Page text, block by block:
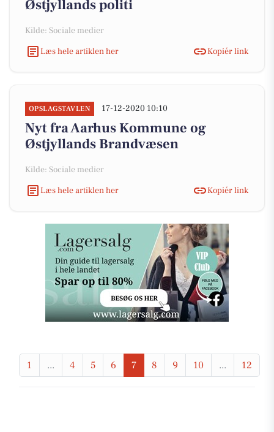
Østjyllands politi
Kilde: Sociale medier
Læs hele artiklen her
Kopiér link
OPSLAGSTAVLEN 17-12-2020 10:10
Nyt fra Aarhus Kommune og
Østjyllands Brandvæsen
Kilde: Sociale medier
Læs hele artiklen her
Kopiér link
1 ... 4 5 6 7 8 9 10 ... 12